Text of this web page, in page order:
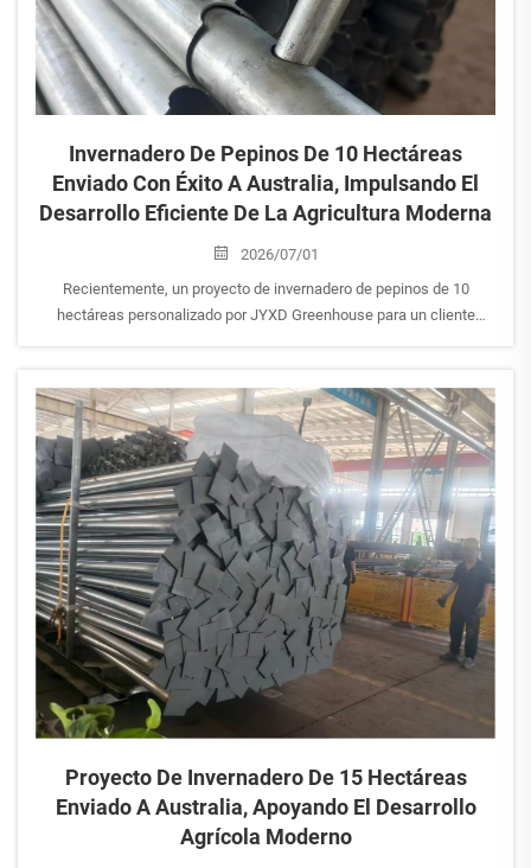
valor para nuestros clientes globales mediante productos de alta
calidad y servicios profesionales.
Invernadero De Pepinos De 10 Hectáreas
Enviado Con Éxito A Australia, Impulsando El
Desarrollo Eficiente De La Agricultura Moderna
2026/07/01
Recientemente, un proyecto de invernadero de pepinos de 10
hectáreas personalizado por JYXD Greenhouse para un cliente
alta resistencia y un sistema de cubierta con película PO de alta
transmitancia, satisfaciendo las necesidades de cultivo comercial
de pepinos en Australia. Esta colaboración no solo demuestra la
solidez profesional de los fabricantes chinos de invernaderos, sino
que también promueve aún más la cooperación profunda entre
ambas partes en el campo de la agricultura de instalaciones
moderna.
Proyecto De Invernadero De 15 Hectáreas
Enviado A Australia, Apoyando El Desarrollo
Agrícola Moderno